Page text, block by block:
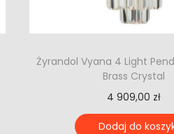
Żyrandol Vyana 4 Light
Brass Crystal
4 909,00 zł
Dodaj do